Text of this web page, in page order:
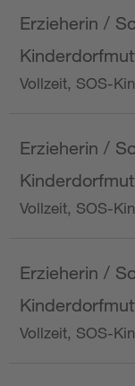
Erzieherin /
Vollzeit, SOS-
Erzieherin /
Vollzeit, SOS-
Erzieherin /
Vollzeit, SOS-